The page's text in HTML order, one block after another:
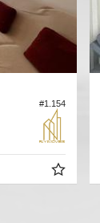
#1.154